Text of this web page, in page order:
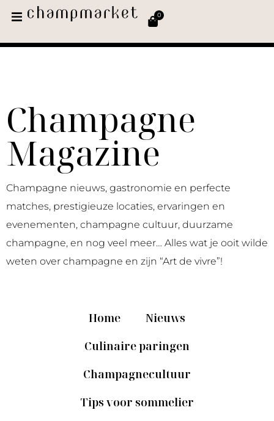
0
Champagne
Magazine
Champagne nieuws, gastronomie en perfecte
matches, prestigieuze locaties, ervaringen en
evenementen, champagne cultuur, duurzame
champagne, en nog veel meer… Alles wat je ooit wilde
weten over champagne en zijn “Art de vivre”!
Home
Nieuws
Culinaire paringen
Champagnecultuur
Tips voor sommelier